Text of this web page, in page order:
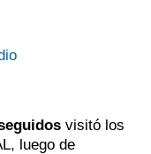
visitó los
luego de